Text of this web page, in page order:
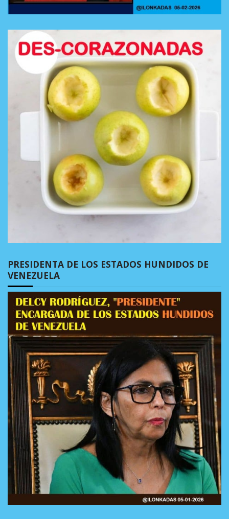
PRESIDENTA DE LOS ESTADOS HUNDIDOS DE
VENEZUELA